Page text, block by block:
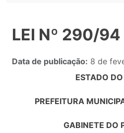
LEI Nº 290/94
Data de publicação: 8 de
ESTADO
PREFEITURA
GABINETE DO